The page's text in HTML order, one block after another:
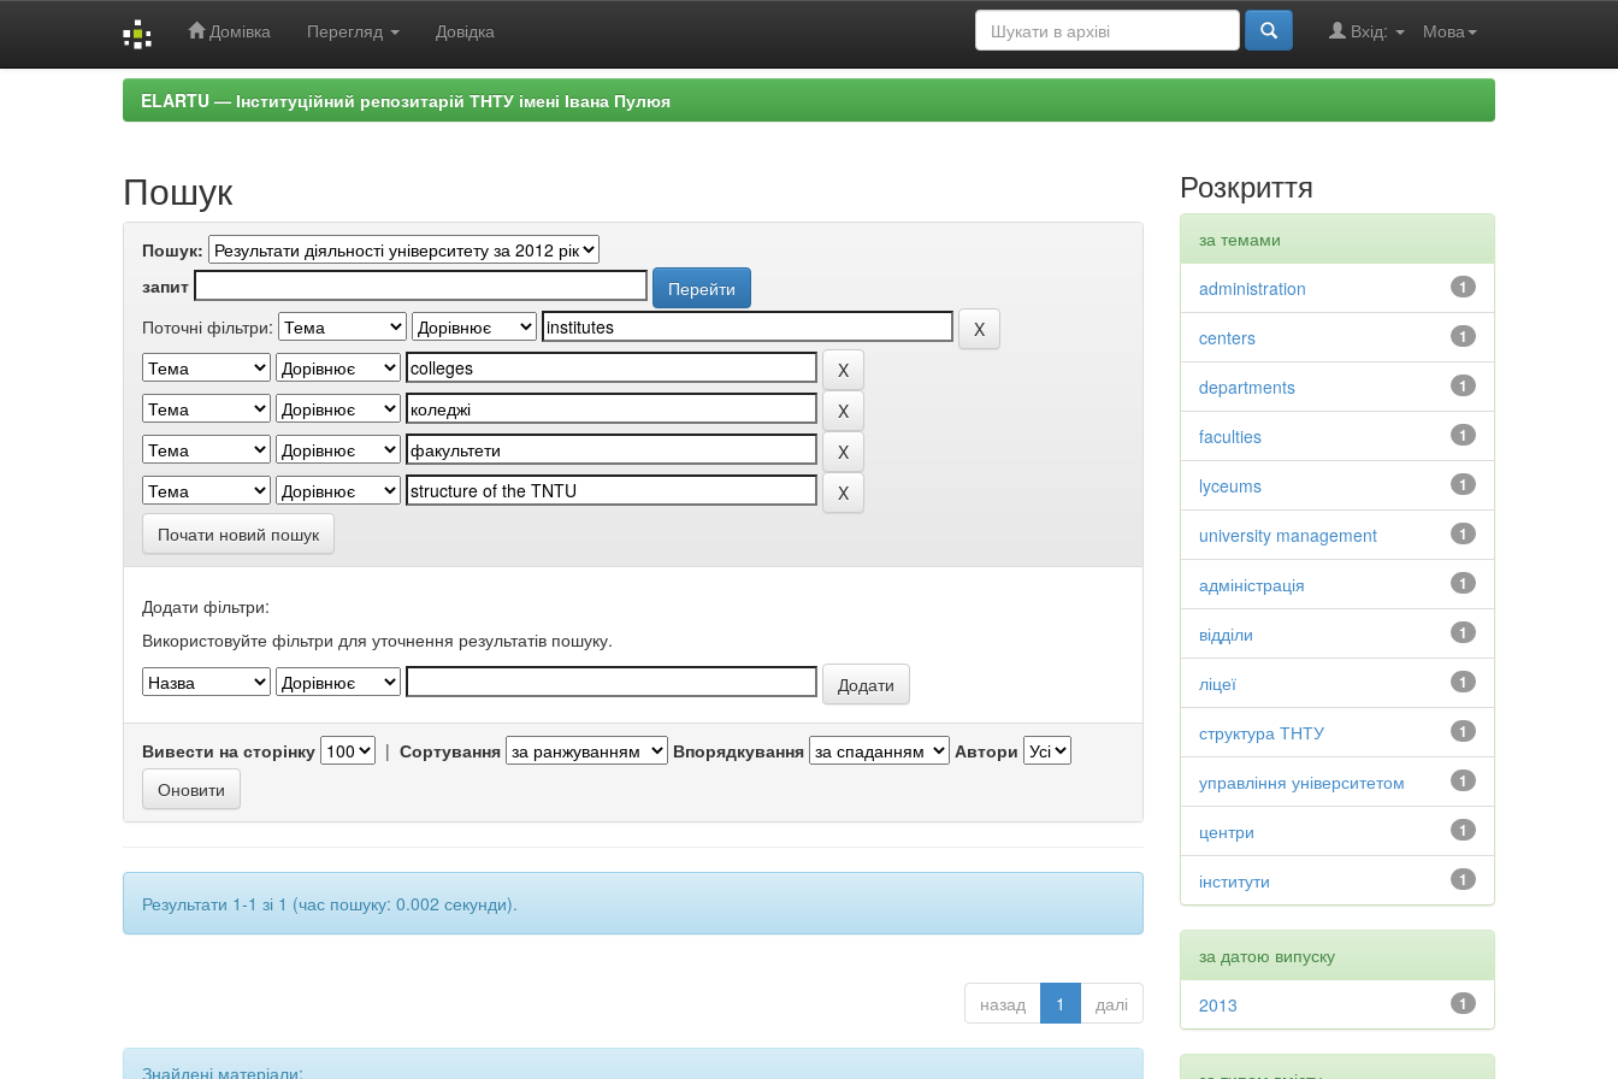
Домівка Перегляд Довідка Мова
Вхід:
ELARTU — Інституційний репозитарій ТНТУ імені Івана Пулюя
Пошук
Пошук:
запит
Поточні фільтри:
Почати новий пошук
Додати фільтри:
Використовуйте фільтри для уточнення результатів пошуку.
Вивести на сторінку | Сортування Впорядкування Автори
Результати 1-1 зі 1 (час пошуку: 0.002 секунди).
назад 1 далі
Знайдені матеріали:
Розкриття
за темами
1
administration
1
centers
1
departments
1
faculties
1
lyceums
1
university management
1
адміністрація
1
відділи
1
ліцеї
1
структура ТНТУ
1
управління університетом
1
центри
1
інститути
за датою випуску
1
2013